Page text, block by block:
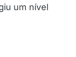
um nível